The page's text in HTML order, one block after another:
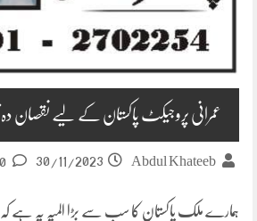
عمرانی پروجیکٹ پاکستان کے لیے نقصان
Abdul Khateeb
30/11/2023
ہمارے ملک پاکستان کا سب سے بڑا المیہ یہ ہے کہ یہاں